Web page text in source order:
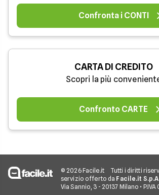
Confronta i CONTI
CARTA DI CREDITO
Scopri la più
Confronto CARTE
© 2026 Facile.it Tutti i diritti
servizio offerto da Facile.it
Via Sannio, 3 - 20137 Milano •